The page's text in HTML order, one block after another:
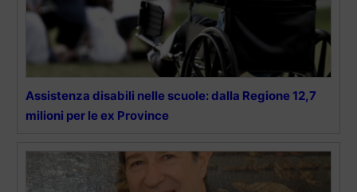
Assistenza disabili nelle scuole: dalla Regione 12,7
milioni per le ex Province